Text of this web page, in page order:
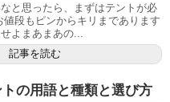
と思ったら、まずはテントが必
段もピンからキリまであります
よまあまあの...
記事を読む
の用語と種類と選び方